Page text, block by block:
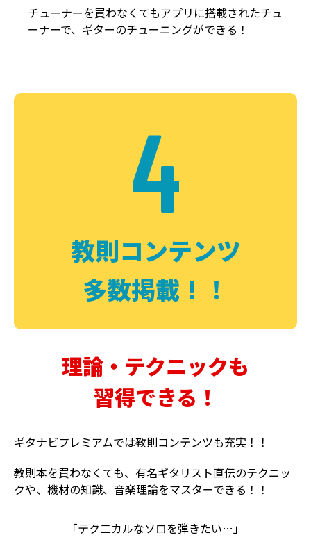
チューナーを買わなくてもアプリに搭載されたチュ
ーナーで、ギターのチューニングができる！
4
教則コンテンツ
多数掲載！！
理論・テクニックも
習得できる！
ギタナビプレミアムでは教則コンテンツも充実！！
教則本を買わなくても、有名ギタリスト直伝のテクニッ
クや、機材の知識、音楽理論をマスターできる！！
「テク二カルなソロを弾きたい…」